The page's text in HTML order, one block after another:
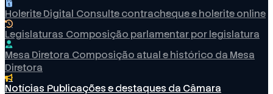
Holerite Digital Consulte contracheque e holerite online
Legislaturas Composição parlamentar por legislatura
Mesa Diretora Composição atual e histórico da Mesa
Diretora
Notícias Publicações e destaques da Câmara